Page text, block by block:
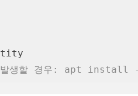
생할 경우: apt install